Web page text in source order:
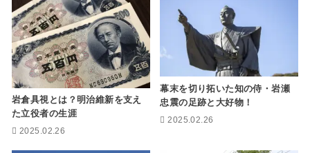
岩倉具視とは？明治維新を支え
た立役者の生涯
2025.02.26
幕末を切り拓いた知の侍・岩瀬
忠震の足跡と大好物！
2025.02.26